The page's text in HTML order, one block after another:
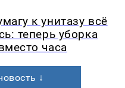
к унитазу всё
теперь уборка
часа
↓